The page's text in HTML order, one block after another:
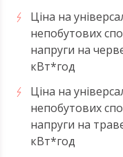
Ціна на
непобутових
напруги на
кВт*год
Ціна на
непобутових
напруги на
кВт*год